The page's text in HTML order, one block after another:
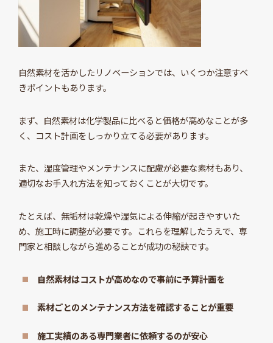
自然素材を活かしたリノベーションでは、いくつか注意すべ
きポイントもあります。
まず、自然素材は化学製品に比べると価格が高めなことが多
く、コスト計画をしっかり立てる必要があります。
また、湿度管理やメンテナンスに配慮が必要な素材もあり、
適切なお手入れ方法を知っておくことが大切です。
たとえば、無垢材は乾燥や湿気による伸縮が起きやすいた
め、施工時に調整が必要です。これらを理解したうえで、専
門家と相談しながら進めることが成功の秘訣です。
自然素材はコストが高めなので事前に予算計画を
素材ごとのメンテナンス方法を確認することが重要
施工実績のある専門業者に依頼するのが安心